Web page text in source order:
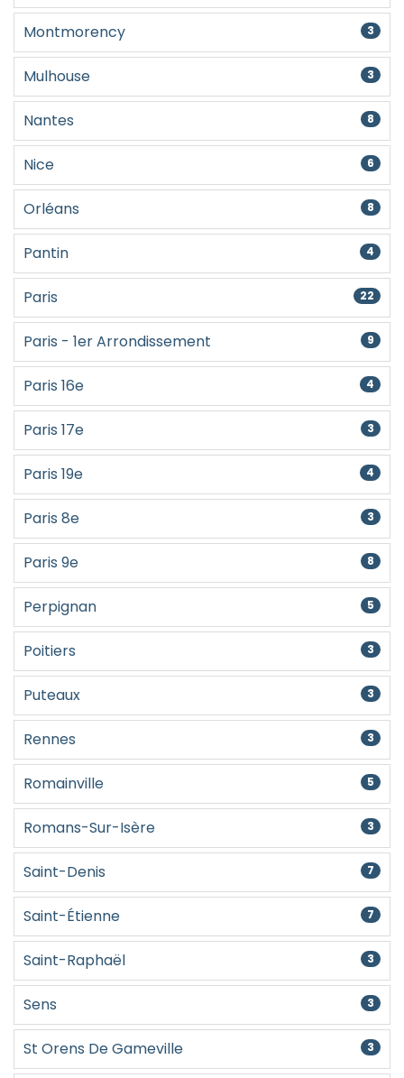
Montmorency 3
Mulhouse 3
Nantes 8
Nice 6
Orléans 8
Pantin 4
Paris 22
Paris - 1er Arrondissement 9
Paris 16e 4
Paris 17e 3
Paris 19e 4
Paris 8e 3
Paris 9e 8
Perpignan 5
Poitiers 3
Puteaux 3
Rennes 3
Romainville 5
Romans-Sur-Isère 3
Saint-Denis 7
Saint-Étienne 7
Saint-Raphaël 3
Sens 3
St Orens De Gameville 3